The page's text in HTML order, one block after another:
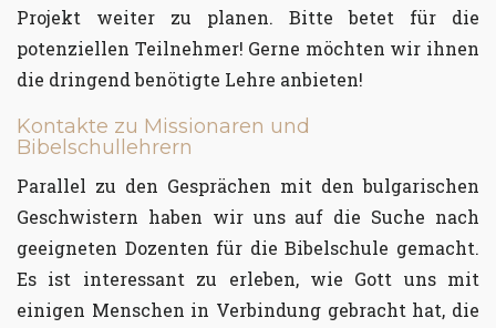
Projekt weiter zu planen. Bitte betet für die
potenziellen Teilnehmer! Gerne möchten wir ihnen
die dringend benötigte Lehre anbieten!
Kontakte zu Missionaren und
Bibelschullehrern
Parallel zu den Gesprächen mit den bulgarischen
Geschwistern haben wir uns auf die Suche nach
geeigneten Dozenten für die Bibelschule gemacht.
Es ist interessant zu erleben, wie Gott uns mit
einigen Menschen in Verbindung gebracht hat, die